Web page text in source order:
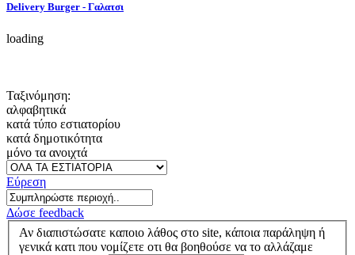
Delivery Burger - Γαλατσι
loading
Ταξινόμηση:
αλφαβητικά
κατά τύπο εστιατορίου
κατά δημοτικότητα
μόνο τα ανοιχτά
Εύρεση
Δώσε feedback
Αν διαπιστώσατε καποιο λάθος στο site, κάποια παράληψη ή
γενικά κατι που νομίζετε οτι θα βοηθούσε να το αλλάζαμε